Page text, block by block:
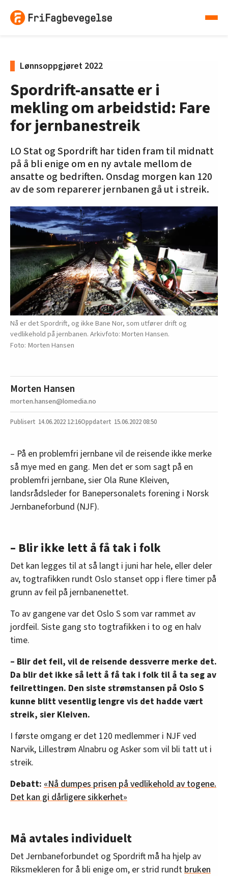
Lønnsoppgjøret 2022
Spordrift-ansatte er i
mekling om arbeidstid: Fare
for jernbanestreik
LO Stat og Spordrift har tiden fram til midnatt
på å bli enige om en ny avtale mellom de
ansatte og bedriften. Onsdag morgen kan 120
av de som reparerer jernbanen gå ut i streik.
Nå er det Spordrift, og ikke Bane Nor, som utfører drift og
vedlikehold på jernbanen. Arkivfoto: Morten Hansen.
Morten Hansen
Morten Hansen
morten.hansen@lomedia.no
14.06.2022 12:16 15.06.2022 08:50
– På en problemfri jernbane vil de reisende ikke merke
så mye med en gang. Men det er som sagt på en
problemfri jernbane, sier Ola Rune Kleiven,
landsrådsleder for Banepersonalets forening i Norsk
Jernbaneforbund (NJF).
– Blir ikke lett å få tak i folk
Det kan legges til at så langt i juni har hele, eller deler
av, togtrafikken rundt Oslo stanset opp i flere timer på
grunn av feil på jernbanenettet.
To av gangene var det Oslo S som var rammet av
jordfeil. Siste gang sto togtrafikken i to og en halv
time.
– Blir det feil, vil de reisende dessverre merke det.
Da blir det ikke så lett å få tak i folk til å ta seg av
feilrettingen. Den siste strømstansen på Oslo S
kunne blitt vesentlig lengre vis det hadde vært
streik, sier Kleiven.
I første omgang er det 120 medlemmer i NJF ved
Narvik, Lillestrøm Alnabru og Asker som vil bli tatt ut i
streik.
Debatt: «Nå dumpes prisen på vedlikehold av togene.
Det kan gi dårligere sikkerhet»
Må avtales individuelt
Det Jernbaneforbundet og Spordrift må ha hjelp av
Riksmekleren for å bli enige om, er strid rundt bruken